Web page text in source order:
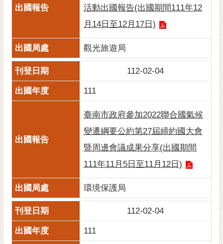
活動出國報告(出國期間111年12
月14日至12月17日)
觀光旅遊局
112-02-04
111
臺南市政府參加2022聯合國氣候
變遷綱要公約第27屆締約國大會
暨周邊會議成果分享(出國期間
111年11月5日至11月12日)
環境保護局
112-02-04
111